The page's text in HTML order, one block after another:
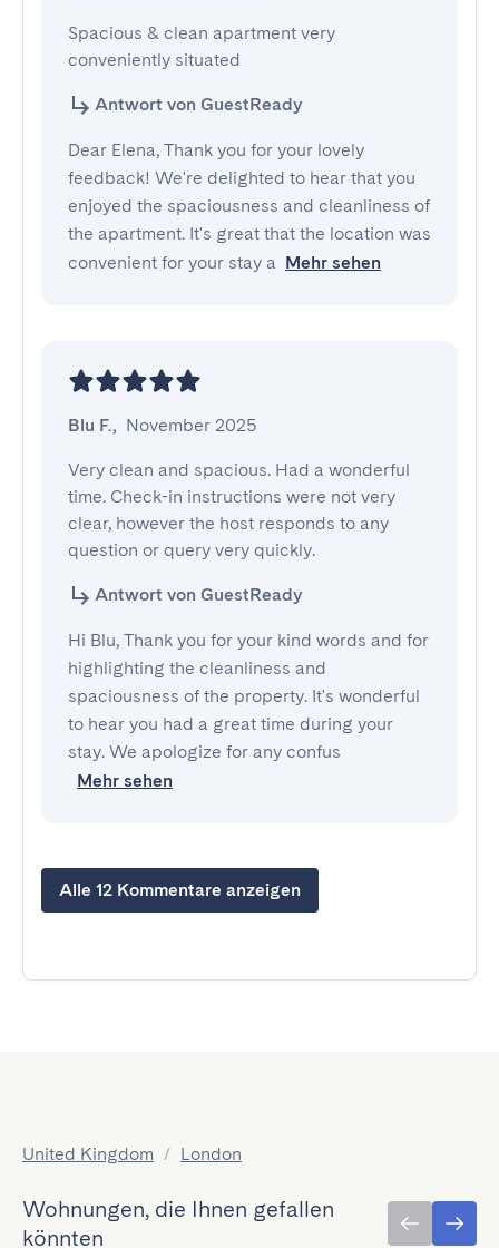
Spacious & clean apartment very
conveniently situated
Antwort von GuestReady
Dear Elena, Thank you for your lovely
feedback! We're delighted to hear that you
enjoyed the spaciousness and cleanliness of
the apartment. It's great that the location was
convenient for your stay a Mehr sehen
Blu F., November 2025
Very clean and spacious. Had a wonderful
time. Check-in instructions were not very
clear, however the host responds to any
question or query very quickly.
Antwort von GuestReady
Hi Blu, Thank you for your kind words and for
highlighting the cleanliness and
spaciousness of the property. It's wonderful
to hear you had a great time during your
stay. We apologize for any confus
Mehr sehen
Alle 12 Kommentare anzeigen
United Kingdom / London
Wohnungen, die Ihnen gefallen
könnten